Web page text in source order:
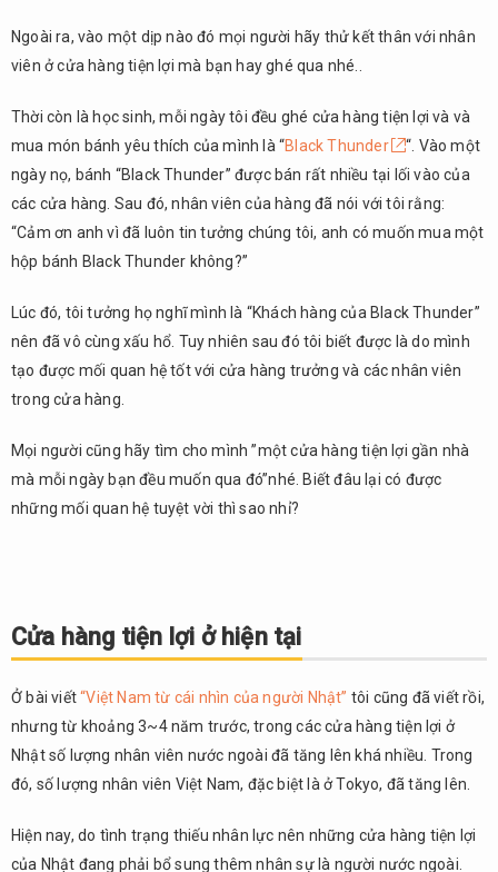
Ngoài ra, vào một dịp nào đó mọi người hãy thử kết thân với nhân
viên ở cửa hàng tiện lợi mà bạn hay ghé qua nhé..
Thời còn là học sinh, mỗi ngày tôi đều ghé cửa hàng tiện lợi và và
mua món bánh yêu thích của mình là “Black Thunder
“. Vào một
ngày nọ, bánh “Black Thunder” được bán rất nhiều tại lối vào của
các cửa hàng. Sau đó, nhân viên của hàng đã nói với tôi rằng:
“Cảm ơn anh vì đã luôn tin tưởng chúng tôi, anh có muốn mua một
hộp bánh Black Thunder không?”
Lúc đó, tôi tưởng họ nghĩ mình là “Khách hàng của Black Thunder”
nên đã vô cùng xấu hổ. Tuy nhiên sau đó tôi biết được là do mình
tạo được mối quan hệ tốt với cửa hàng trưởng và các nhân viên
trong cửa hàng.
Mọi người cũng hãy tìm cho mình ”một cửa hàng tiện lợi gần nhà
mà mỗi ngày bạn đều muốn qua đó”nhé. Biết đâu lại có được
những mối quan hệ tuyệt vời thì sao nhỉ?
Cửa hàng tiện lợi ở hiện tại
Ở bài viết“Việt Nam từ cái nhìn của người Nhật” tôi cũng đã viết rồi,
nhưng từ khoảng 3~4 năm trước, trong các cửa hàng tiện lợi ở
Nhật số lượng nhân viên nước ngoài đã tăng lên khá nhiều. Trong
đó, số lượng nhân viên Việt Nam, đặc biệt là ở Tokyo, đã tăng lên.
Hiện nay, do tình trạng thiếu nhân lực nên những cửa hàng tiện lợi
của Nhật đang phải bổ sung thêm nhân sự là người nước ngoài.